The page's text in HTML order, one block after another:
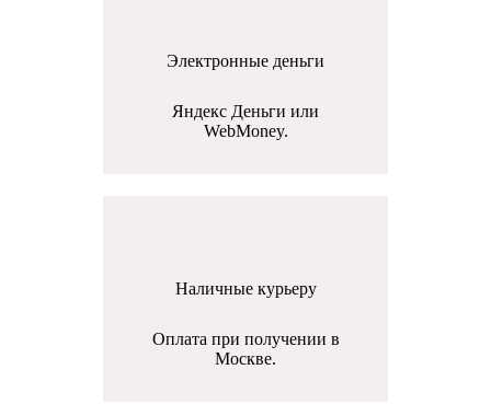
Электронные деньги
Яндекс Деньги или
WebMoney.
Наличные курьеру
Оплата при получении в
Москве.